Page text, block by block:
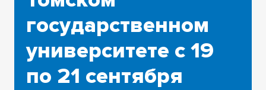
государственном
университете с 19
по 21 сентября